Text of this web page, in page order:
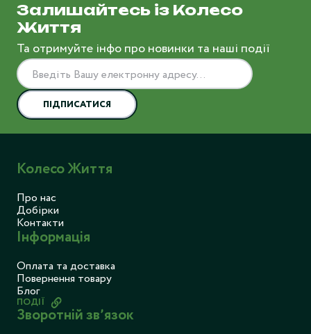
Залишайтесь із Колесо
Життя
Та отримуйте інфо про новинки та наші події
ПІДПИСАТИСЯ
Колесо Життя
Про нас
Добірки
Контакти
Інформація
Оплата та доставка
Повернення товару
Блог
ПОДІЇ
Зворотній звʼязок